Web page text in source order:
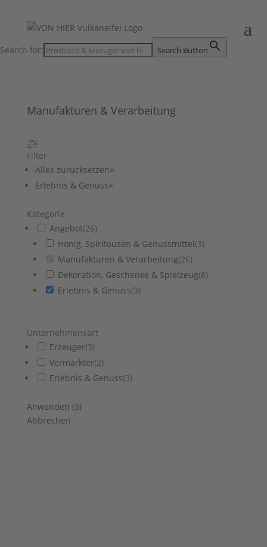
Search for: Search Button
Manufakturen & Verarbeitung
Filter
Alles zurücksetzen×
Erlebnis & Genuss×
Kategorie
Angebot(26)
Honig, Spiritousen & Genussmittel(3)
Manufakturen & Verarbeitung(26)
Dekoration, Geschenke & Spielzeug(8)
Erlebnis & Genuss(3)
Unternehmensart
Erzeuger(3)
Vermarkter(2)
Erlebnis & Genuss(3)
Anwenden (3)
Abbrechen